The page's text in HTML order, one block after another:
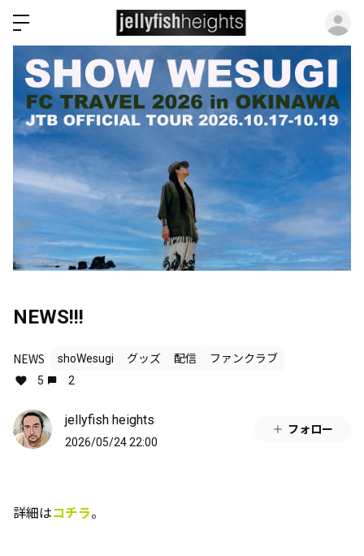
NEWS!!!
NEWS shoWesugi グッズ 配信
ファンクラブ
5
2
jellyfish heights
2026/05/24 22:00
フォロー
詳細はコチラ。